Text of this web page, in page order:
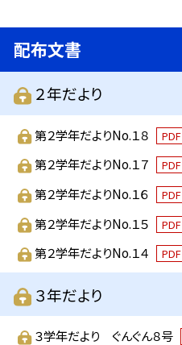
配布文書
２年だより
第２学年だよりNo.１８ PDF
第２学年だよりNo.１７
PDF
第２学年だよりNo.１６
PDF
第２学年だよりNo.１５
PDF
第２学年だよりNo.１４
PDF
３年だより
３学年だより ぐんぐん８号